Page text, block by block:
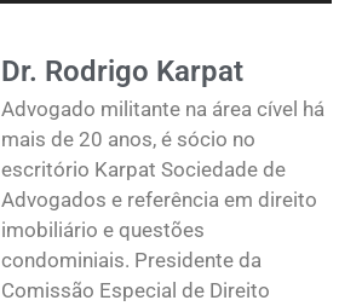
Dr. Rodrigo Karpat
Advogado militante na área cível há
mais de 20 anos, é sócio no
escritório Karpat Sociedade de
Advogados e referência em direito
imobiliário e questões
condominiais. Presidente da
Comissão Especial de Direito